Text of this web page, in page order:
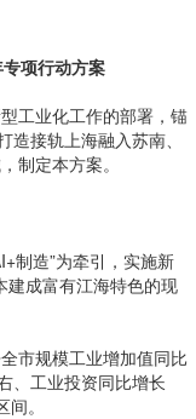
项行动方案
工业化工作的部署，锚
接轨上海融入苏南、
制定本方案。
造”为牵引，实施新
建成富有江海特色的现
市规模工业增加值同比
、工业投资同比增长
。